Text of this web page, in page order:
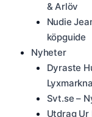
& Arlöv
Nudie
köpguide
Nyheter
Dyraste
Svt.se –
Utdrag